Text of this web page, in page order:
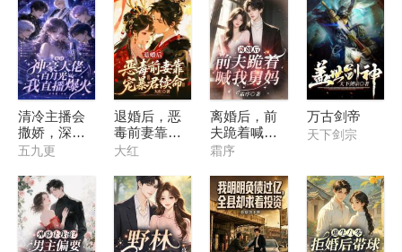
清冷主播会
撒娇，深陷
神豪修罗场
五九更
退婚后，恶
毒前妻靠宠
暴君续命
大红
离婚后，前
夫跪着喊我
舅妈
霜序
万古剑帝
天下剑宗